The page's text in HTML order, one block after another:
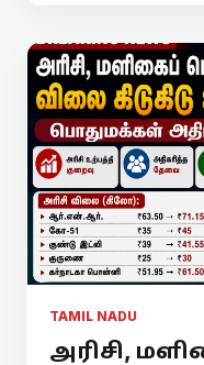
TAMIL NADU
அரிசி,